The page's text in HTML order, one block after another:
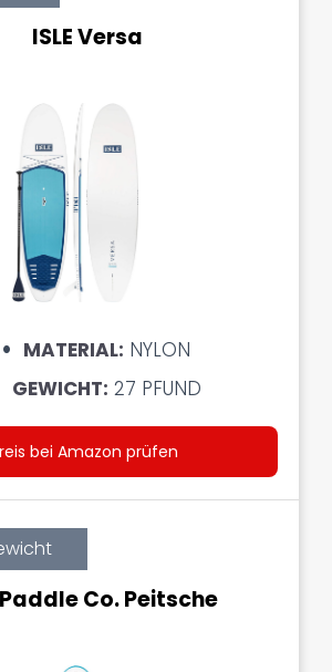
ISLE Versa
MATERIAL: NYLON
GEWICHT: 27 PFUND
bei Amazon prüfen
Co. Peitsche